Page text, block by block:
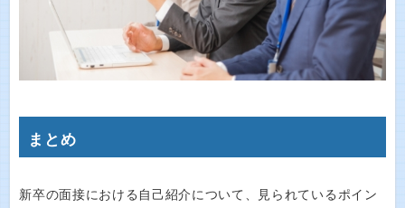
まとめ
新卒の面接における自己紹介について、見られているポイン